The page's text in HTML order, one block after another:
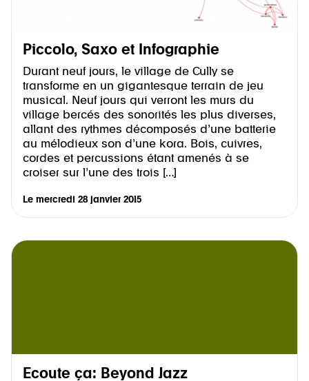
Piccolo, Saxo et Infographie
Durant neuf jours, le village de Cully se
transforme en un gigantesque terrain de jeu
musical. Neuf jours qui verront les murs du
village bercés des sonorités les plus diverses,
allant des rythmes décomposés d’une batterie
au mélodieux son d’une kora. Bois, cuivres,
cordes et percussions étant amenés à se
croiser sur l’une des trois […]
Le mercredi 28 janvier 2015
Ecoute ça: Beyond Jazz